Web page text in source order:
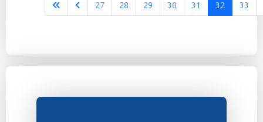
Stranica 32 od 37
27 28 29 30 31 32 33